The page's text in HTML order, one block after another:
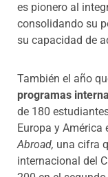
es pionero al
consolidando su
su capacidad de
También el año
programas
de 180
Europa y América
Abroad, una cifra
internacional del